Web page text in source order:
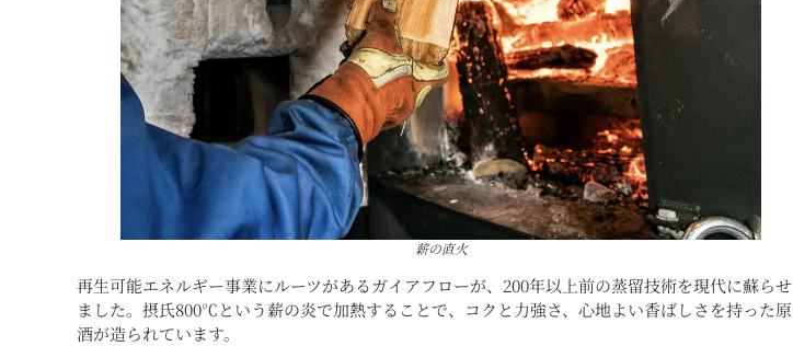
薪の直火
再生可能エネルギー事業にルーツがあるガイアフローが、200年以上前の蒸留技術を現代に蘇らせ
ました。摂氏800℃という薪の炎で加熱することで、コクと力強さ、心地よい香ばしさを持った原
酒が造られています。